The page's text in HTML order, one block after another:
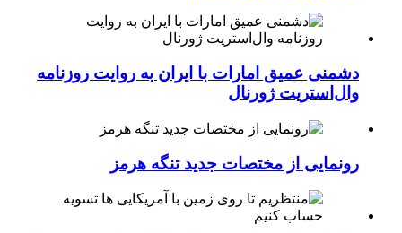
دشمنی عمیق امارات با ایران به روایت روزنامه
وال‌استریت ژورنال
رونمایی از مختصات جدید تنگه هرمز